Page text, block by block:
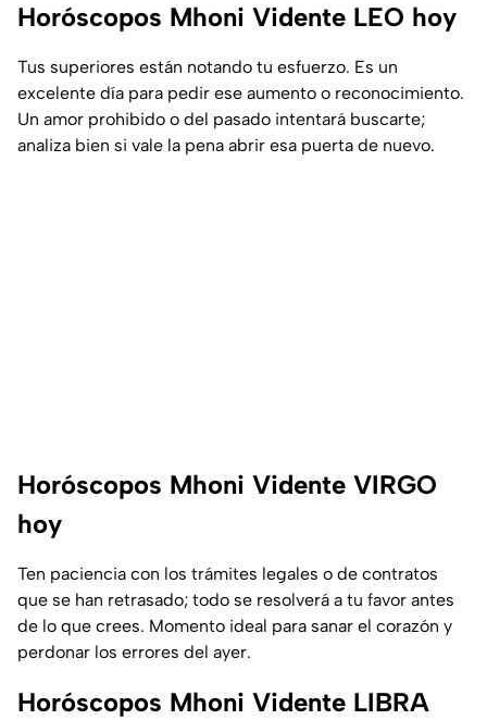
Horóscopos Mhoni Vidente LEO hoy
Tus superiores están notando tu esfuerzo. Es un
excelente día para pedir ese aumento o reconocimiento.
Un amor prohibido o del pasado intentará buscarte;
analiza bien si vale la pena abrir esa puerta de nuevo.
Horóscopos Mhoni Vidente VIRGO
hoy
Ten paciencia con los trámites legales o de contratos
que se han retrasado; todo se resolverá a tu favor antes
de lo que crees. Momento ideal para sanar el corazón y
perdonar los errores del ayer.
Horóscopos Mhoni Vidente LIBRA